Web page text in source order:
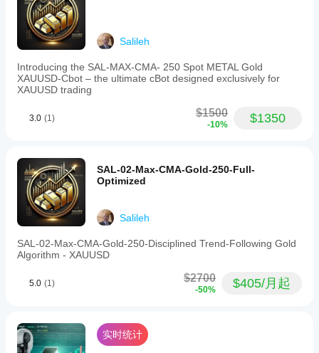
Salileh
Introducing the SAL-MAX-CMA- 250 Spot METAL Gold
XAUUSD-Cbot – the ultimate cBot designed exclusively for
XAUUSD trading
3.0 (1) $1500
-10% $1350
SAL-02-Max-CMA-Gold-250-Full-
Optimized
Salileh
SAL-02-Max-CMA-Gold-250-Disciplined Trend-Following Gold
Algorithm - XAUUSD
5.0 (1) $2700
-50% $405/月起
实时统计